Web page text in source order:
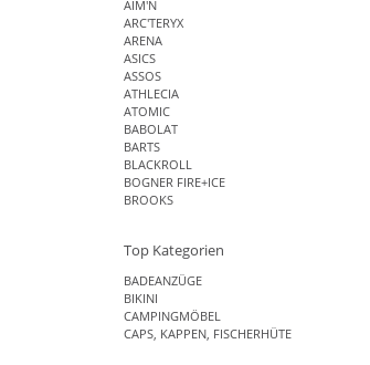
AIM'N
ARC'TERYX
ARENA
ASICS
ASSOS
ATHLECIA
ATOMIC
BABOLAT
BARTS
BLACKROLL
BOGNER FIRE+ICE
BROOKS
Top Kategorien
BADEANZÜGE
BIKINI
CAMPINGMÖBEL
CAPS, KAPPEN, FISCHERHÜTE